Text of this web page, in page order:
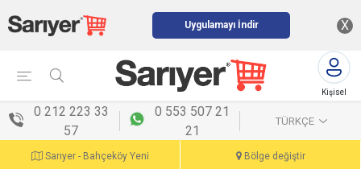
Uygulamayı İndir X
Kişisel
0 212 223 33
57
0 553 507 21
21
TÜRKÇE
Sarıyer - Bahçeköy Yeni Bölge değiştir